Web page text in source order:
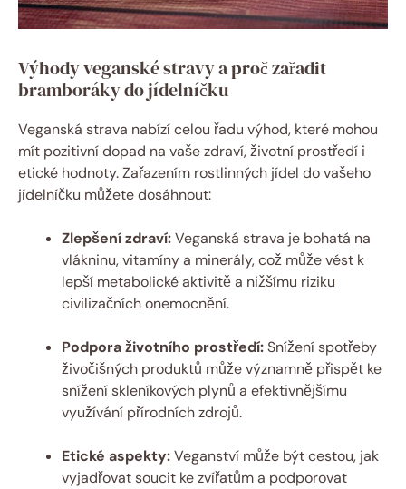
Výhody veganské stravy a proč zařadit
bramboráky do jídelníčku
Veganská strava nabízí celou řadu výhod, které mohou
mít pozitivní dopad na vaše zdraví, životní prostředí i
etické hodnoty. Zařazením rostlinných jídel do vašeho
jídelníčku můžete dosáhnout:
Zlepšení zdraví:Veganská strava je bohatá na
vlákninu, vitamíny a minerály, což může vést k
lepší metabolické aktivitě a nižšímu riziku
civilizačních onemocnění.
Podpora životního prostředí:Snížení spotřeby
živočišných produktů může významně přispět ke
snížení skleníkových plynů a efektivnějšímu
využívání přírodních zdrojů.
Etické aspekty:Veganství může být cestou, jak
vyjadřovat soucit ke zvířatům a podporovat